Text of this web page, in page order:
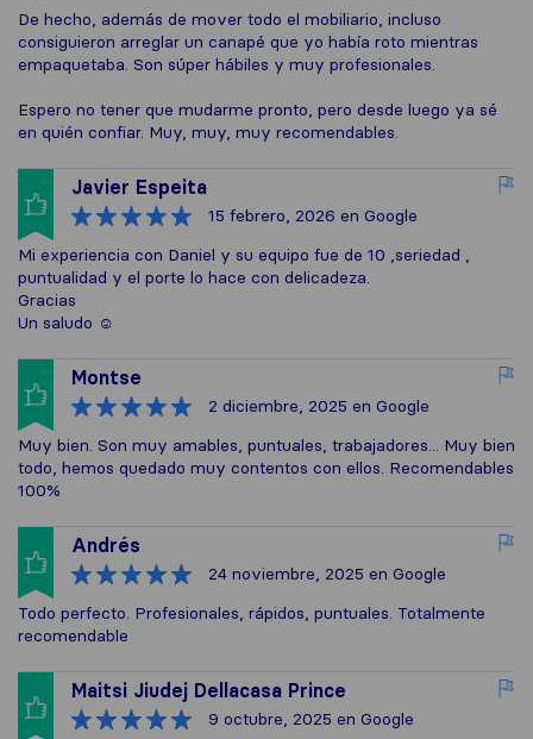
De hecho, además de mover todo el mobiliario, incluso
consiguieron arreglar un canapé que yo había roto mientras
empaquetaba. Son súper hábiles y muy profesionales.
Espero no tener que mudarme pronto, pero desde luego ya sé
en quién confiar. Muy, muy, muy recomendables.
Javier Espeita
15 febrero, 2026 en Google
Mi experiencia con Daniel y su equipo fue de 10 ,seriedad ,
puntualidad y el porte lo hace con delicadeza.
Gracias
Un saludo ☺️
Montse
2 diciembre, 2025 en Google
Muy bien. Son muy amables, puntuales, trabajadores... Muy bien
todo, hemos quedado muy contentos con ellos. Recomendables
100%
Andrés
24 noviembre, 2025 en Google
Todo perfecto. Profesionales, rápidos, puntuales. Totalmente
recomendable
Maitsi Jiudej Dellacasa Prince
9 octubre, 2025 en Google